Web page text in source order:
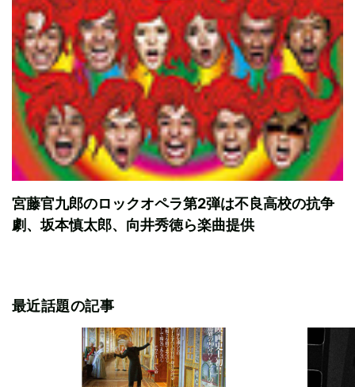
宮藤官九郎のロックオペラ第2弾は不良高校の抗争
劇、坂本慎太郎、向井秀徳ら楽曲提供
最近話題の記事